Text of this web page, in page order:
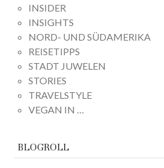
INSIDER
INSIGHTS
NORD- UND SÜDAMERIKA
REISETIPPS
STADT JUWELEN
STORIES
TRAVELSTYLE
VEGAN IN …
BLOGROLL